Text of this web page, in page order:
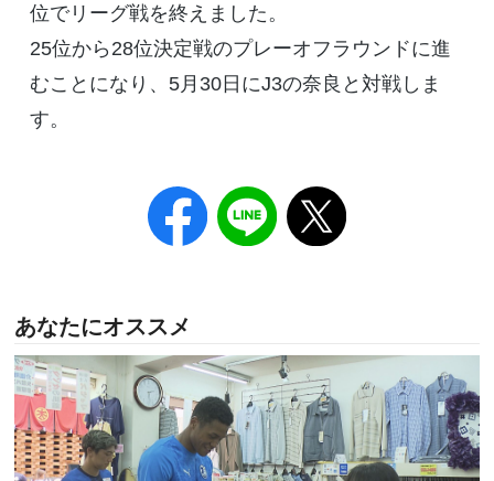
位でリーグ戦を終えました。
25位から28位決定戦のプレーオフラウンドに進
むことになり、5月30日にJ3の奈良と対戦しま
す。
あなたにオススメ